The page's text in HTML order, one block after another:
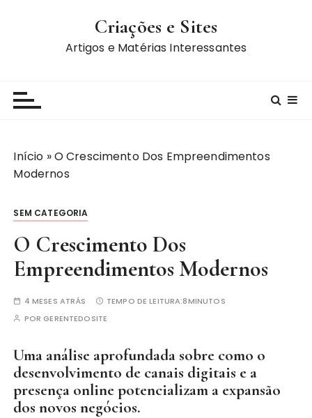
Criações e Sites
Artigos e Matérias Interessantes
Início »O Crescimento Dos Empreendimentos
Modernos
SEM CATEGORIA
O Crescimento Dos
Empreendimentos Modernos
4 MESES ATRÁS TEMPO DE LEITURA:8MINUTOS
PORGERENTEDOSITE
Uma análise aprofundada sobre como o
desenvolvimento de canais digitais e a
presença online potencializam a expansão
dos novos negócios.